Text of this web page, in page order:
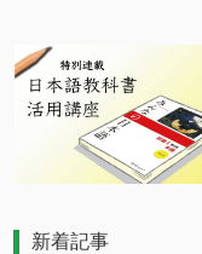
新着記事